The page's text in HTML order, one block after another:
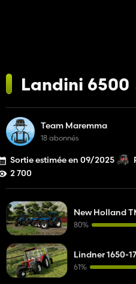
Landini 6500
Team Maremma
18 abonnés
Sortie estimée en 09/2025
2 700
New Holland
80%
Lindner 1650-
61%